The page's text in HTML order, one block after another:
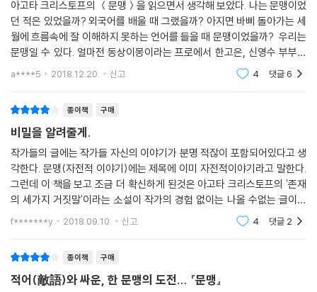
‘우리는 어떻게 작가가 되는가?’에 대한 질문에 그녀가 이렇게 답했던 것처
럼.
“우리는 작가가 된다. 우리가 쓰는 것에 대한 믿음을 결코 잃지 않은 채, 끈
질기고 고집스럽게 쓰면서.” _103쪽
누군가의 모국어와 나의 모국어 사이에서
소설가 백수린의 유려한 번역
『문맹』을 번역한 백수린 소설가는 아주 어린 시절 독서라는 질병에 걸렸
고, 어느 순간 글쓰기의 매력에 빠졌으며, 모국어와 모국의 언어 바깥에서
이방인이 된 경험을 가지고 있다는 점에서 아고타 크리스토프와 매우 닮았
다. 또한, 한국어학원 강사인 ‘나’와 재미교포 수강생 ‘폴’의 이야기인 「폴링
나무」, 도망치듯 프랑스로 유학 온 나의 이야기인 「거짓말 연습」 등 이방인
의 경험을 줄곧 글쓰기로 드러내온 그녀의 지난 기록들은 『문맹』을 옮기기
에 그녀가 더없이 맞춤했다는 걸 보여준다. 독자이자 소설가로서, 외국 문
아고타 크리스토프의 ＜문맹＞을 읽으면서 생각해 보았다. 나는 문맹이었
던 적은 있었을까? 외국어를 배울 때 그랬을까? 아지면 바삐 돌아가는 세
월에 흐름속에 잘 이해하지 못하는 언어를 들을 때 문맹이었을까? 우리는
문맹일 수 있다. 얼마전 동상이몽이라는 프로에서 한고은, 신영수 부부의
이야기처럼. 미국의 동생과 통화할 때 영어를 자연스럽게 구사하는 한고은
a****5 2018.12.20. 신고 4 댓글6
종이책 구매
비밀을 알려줄게.
작가들의 글에는 작가들 자신의 이야기가 분명 적잖이 포함되어있다고 생
각한다. 문맹(자전적 이야기)에는 제목에 이미 자전적이야기라고 말한다.
그런데 이 책을 보고 조금 더 확신하게 된것은 아고타 크리스토프의 '존재
의 세가지 거짓말'이라는 소설이 작가의 경험 없이는 나올 수없는 글이란
것이다. 존재의 세가지 거짓말은 읽는 내내 불편하고 거북해서 머릿속 한
켠에 전쟁의 현실
f*******y 2018.09.10. 신고 4 댓글 2
종이책 구매
적어(敵語)와 싸운, 한 문맹의 도전... 『문맹』